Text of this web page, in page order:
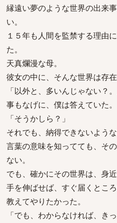
縁遠い夢のような世界の出来
い。
１５年も人間を監禁する理由
た。
天真爛漫な母。
彼女の中に、そんな世界は存在
「以外と、多いんじゃない？。
事もなげに、僕は答えていた。
「そうかしら？」
それでも、納得できないような
言葉の意味を知ってても、そ
ない。
でも、確かにその世界は、身
手を伸ばせば、すぐ届くところ
教えてやりたかった。
「でも、わからなければ、き